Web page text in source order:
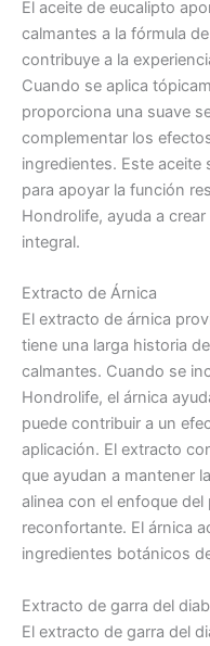
El aceite de eucalipto
calmantes a la fórmula
contribuye a la
Cuando se aplica
proporciona una suave
complementar los
ingredientes. Este aceite
para apoyar la función
Hondrolife, ayuda a
integral.
Extracto de Árnica
El extracto de árnica
tiene una larga historia
calmantes. Cuando se
Hondrolife, el árnica
puede contribuir a un
aplicación. El extracto
que ayudan a mantener
alinea con el enfoque
reconfortante. El árnica
ingredientes botánicos
Extracto de garra del
El extracto de garra del